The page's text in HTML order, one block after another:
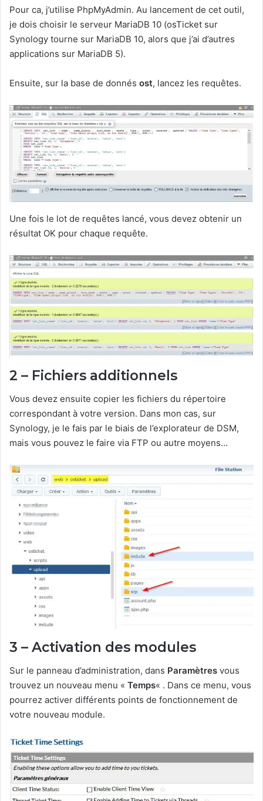
Pour ca, j’utilise PhpMyAdmin. Au lancement de cet outil,
je dois choisir le serveur MariaDB 10 (osTicket sur
Synology tourne sur MariaDB 10, alors que j’ai d’autres
applications sur MariaDB 5).
Ensuite, sur la base de donnés ost, lancez les requêtes.
Une fois le lot de requêtes lancé, vous devez obtenir un
résultat OK pour chaque requête.
2 – Fichiers additionnels
Vous devez ensuite copier les fichiers du répertoire
correspondant à votre version. Dans mon cas, sur
Synology, je le fais par le biais de l’explorateur de DSM,
mais vous pouvez le faire via FTP ou autre moyens…
3 – Activation des modules
Sur le panneau d’administration, dans Paramètres vous
trouvez un nouveau menu « Temps« . Dans ce menu, vous
pourrez activer différents points de fonctionnement de
votre nouveau module.